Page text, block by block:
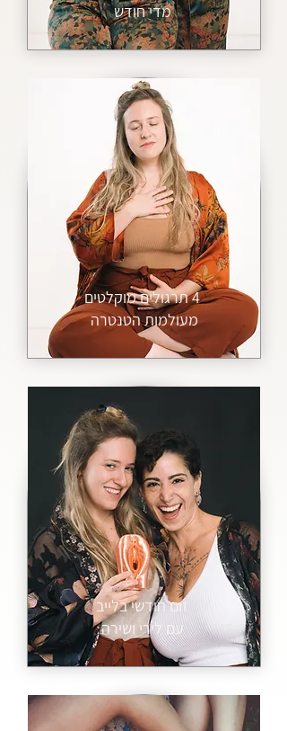
מדי חודש
4 תרגולים מוקלטים
מעולמות הטנטרה
זום חודשי בלייב
עם לירי ושירה